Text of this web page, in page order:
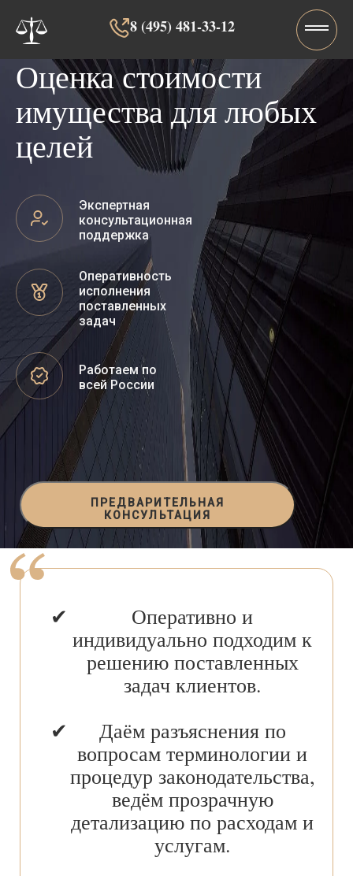
8 (495) 481-33-12‬‬
Оценка стоимости
имущества для любых
целей
Экспертная
консультационная
поддержка
Оперативность
исполнения
поставленных
задач
Работаем по
всей России
ПРЕДВАРИТЕЛЬНАЯ
КОНСУЛЬТАЦИЯ
Оперативно и
индивидуально подходим к
решению поставленных
задач клиентов.
Даём разъяснения по
вопросам терминологии и
процедур законодательства,
ведём прозрачную
детализацию по расходам и
услугам.